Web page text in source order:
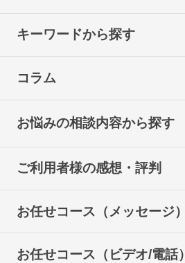
キーワードから探す
コラム
お悩みの相談内容から探す
ご利用者様の感想・評判
お任せコース（メッセージ）
お任せコース（ビデオ/電話）